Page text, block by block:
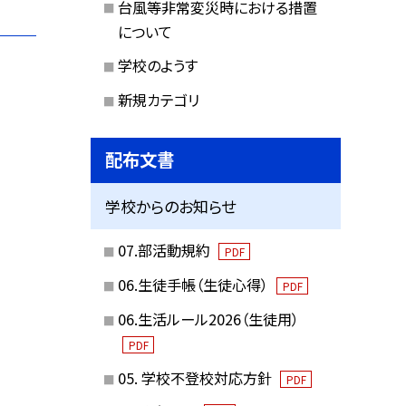
台風等非常変災時における措置
について
学校のようす
新規カテゴリ
配布文書
学校からのお知らせ
07.部活動規約 PDF
06.生徒手帳（生徒心得） PDF
06.生活ルール2026（生徒用）
PDF
05. 学校不登校対応方針 PDF